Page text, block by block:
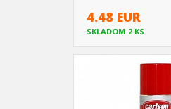
4.48 EUR
SKLADOM 2 KS